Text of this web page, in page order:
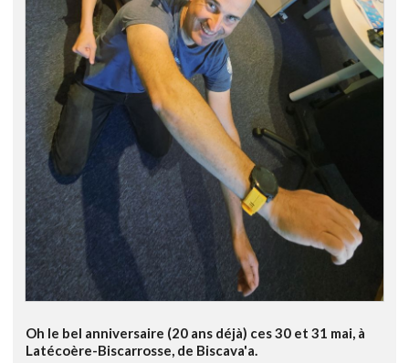
Oh le bel anniversaire (20 ans déjà) ces 30 et 31 mai, à
Latécoère-Biscarrosse, de Biscava'a.